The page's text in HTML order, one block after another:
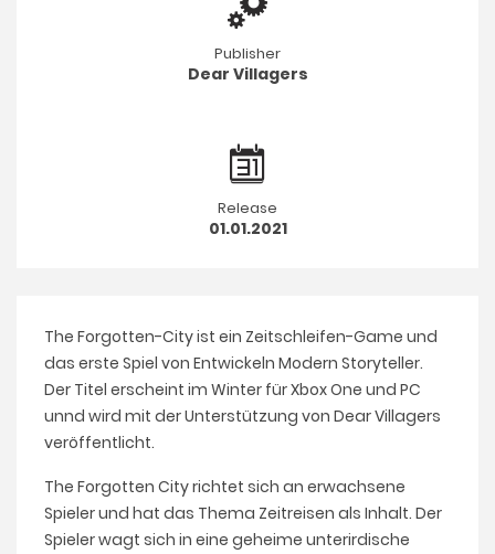
Publisher
Dear Villagers
Release
01.01.2021
The Forgotten-City ist ein Zeitschleifen-Game und
das erste Spiel von Entwickeln Modern Storyteller.
Der Titel erscheint im Winter für Xbox One und PC
unnd wird mit der Unterstützung von Dear Villagers
veröffentlicht.
The Forgotten City richtet sich an erwachsene
Spieler und hat das Thema Zeitreisen als Inhalt. Der
Spieler wagt sich in eine geheime unterirdische